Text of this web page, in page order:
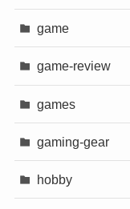
game
game-review
games
gaming-gear
hobby